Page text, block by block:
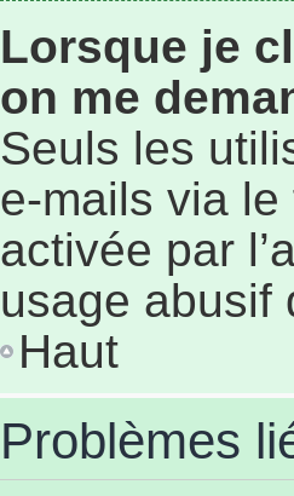
Lorsque je
on me
Seuls les
e-mails via
activée par
usage abusif
Haut
Problèmes